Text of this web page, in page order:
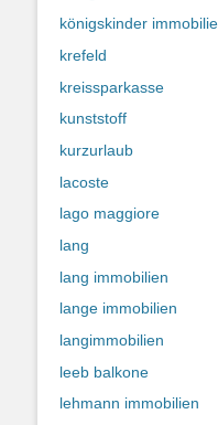
königskinder
krefeld
kreissparkasse
kunststoff
kurzurlaub
lacoste
lago maggiore
lang
lang immobilien
lange immobilien
langimmobilien
leeb balkone
lehmann immobilien